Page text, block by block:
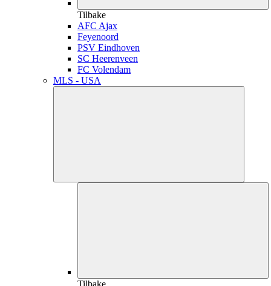
Tilbake
AFC Ajax
Feyenoord
PSV Eindhoven
SC Heerenveen
FC Volendam
MLS - USA
Tilbake